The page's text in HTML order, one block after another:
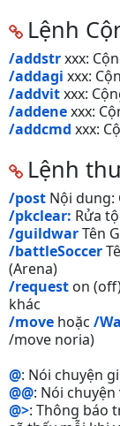
Lệnh
/addstrxxx:
/addagi xxx:
/addvitxxx:
/addenexxx:
/addcmd xxx:
Lệnh
/post Nội dung:
/pkclear: Rửa
/guildwarTên
/battleSoccer
(Arena)
/request on
khác
/move hoặc /
/move noria)
@: Nói chuyện
@@: Nói
@>: Thông báo